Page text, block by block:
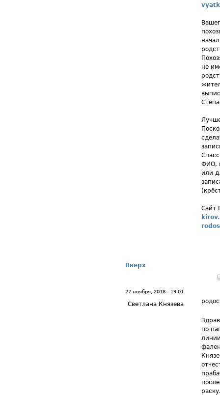
не
ФИО,
или
Сайт
Вверх
27 ноября, 2018 - 19:01
Светлана Князева
по